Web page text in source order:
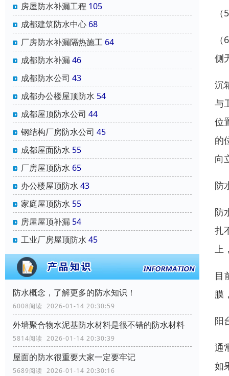
房屋防水补漏工程 105
成都建筑防水中心 68
厂房防水补漏隔热施工 64
成都防水补漏46
成都防水公司 43
成都办公楼屋顶防水 54
成都屋顶防水公司 44
钢结构厂房防水公司 45
成都屋面防水 55
厂房屋顶防水 65
办公楼屋顶防水 43
家庭屋顶防水 55
房屋屋顶补漏 54
工业厂房屋顶防水 45
防水概念，了解更多的防水知识！
6008阅读 2026-01-14 20:30:59
外墙聚合物水泥基防水材料是很不错的防水材料
5814阅读 2026-01-14 20:30:39
屋面的防水很重要大家一定要牢记
5689阅读 2026-01-14 20:30:16
侧
沉
与
位
的
向
防
防
扎
上
目
膜
阳
通
如